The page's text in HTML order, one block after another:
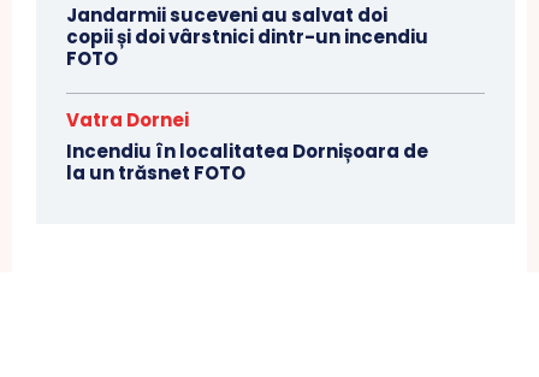
Jandarmii suceveni au salvat doi
copii și doi vârstnici dintr-un incendiu
FOTO
Vatra Dornei
Incendiu în localitatea Dornișoara de
la un trăsnet FOTO